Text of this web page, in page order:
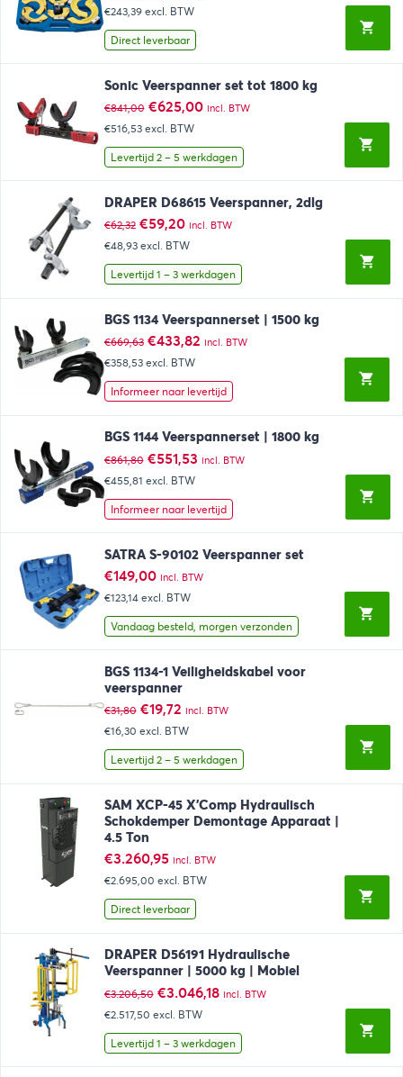
€243,39 excl. BTW
Direct leverbaar
Sonic Veerspanner set tot 1800 kg
€841,00 Oorspronkelijke
prijs
was:
€841,00.
€625,00Huidige
€625,00.
incl. BTW
€516,53 excl. BTW
Levertijd 2 – 5 werkdagen
DRAPER D68615 Veerspanner, 2dlg
€62,32 Oorspronkelijke
prijs
was:
€62,32.
€59,20Huidige
prijs
is:
€59,20.
incl. BTW
€48,93 excl. BTW
Levertijd 1 – 3 werkdagen
BGS 1134 Veerspannerset | 1500 kg
€669,63 Oorspronkelijke
prijs
was:
€669,63.
€433,82Huidige
€433,82.
incl. BTW
€358,53 excl. BTW
Informeer naar levertijd
BGS 1144 Veerspannerset | 1800 kg
€861,80 Oorspronkelijke
prijs
was:
€861,80.
€551,53Huidige
€551,53.
incl. BTW
€455,81 excl. BTW
Informeer naar levertijd
SATRA S-90102 Veerspanner set
€149,00 incl. BTW
€123,14 excl. BTW
Vandaag besteld, morgen verzonden
BGS 1134-1 Veiligheidskabel voor
veerspanner
€31,80 Oorspronkelijke
prijs
was:
€31,80.
€19,72Huidige
prijs
is:
€19,72.
incl. BTW
€16,30 excl. BTW
Levertijd 2 – 5 werkdagen
SAM XCP-45 X’Comp Hydraulisch
Schokdemper Demontage Apparaat |
4.5 Ton
€3.260,95 incl. BTW
€2.695,00 excl. BTW
Direct leverbaar
DRAPER D56191 Hydraulische
Veerspanner | 5000 kg | Mobiel
€3.206,50 Oorspronkelijke
prijs
was:
€3.206,50.
€3.046,18Huidige
€3.046,18.
incl. BTW
€2.517,50 excl. BTW
Levertijd 1 – 3 werkdagen